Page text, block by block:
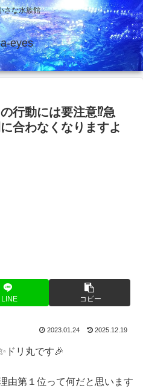
さな水族館
eyes
行動には要注意⁉️急
合わなくなりますよ
LINE コピー
2023.01.24 2025.12.19
ドリ丸です🎉
由第１位って何だと思います